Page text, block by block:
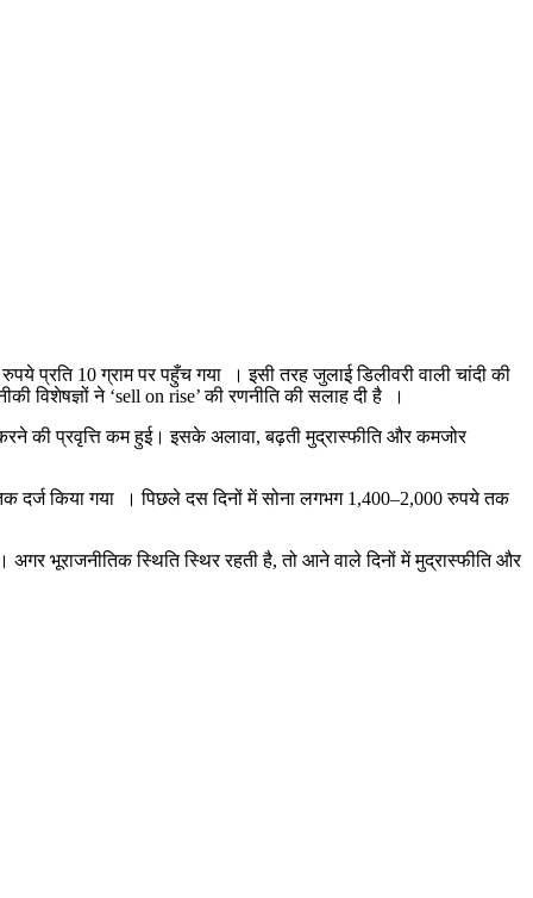
10 ग्राम पर पहुँच गया । इसी तरह जुलाई डिलीवरी वाली चांदी की
विशेषज्ञों ने ‘sell on rise’ की रणनीति की सलाह दी है ।
की प्रवृत्ति कम हुई। इसके अलावा, बढ़ती मुद्रास्फीति और कमजोर
दर्ज किया गया । पिछले दस दिनों में सोना लगभग 1,400–2,000 रुपये तक
भूराजनीतिक स्थिति स्थिर रहती है, तो आने वाले दिनों में मुद्रास्फीति और